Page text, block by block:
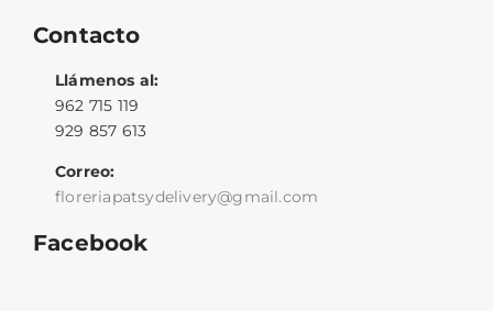
Contacto
Llámenos al:
962 715 119
929 857 613
Correo:
floreriapatsydelivery@gmail.com
Facebook